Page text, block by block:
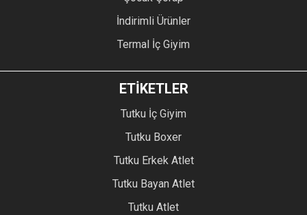
İndirimli Ürünler
Termal İç Giyim
ETİKETLER
Tutku İç Giyim
Tutku Boxer
Tutku Erkek Atlet
Tutku Bayan Atlet
Tutku Atlet